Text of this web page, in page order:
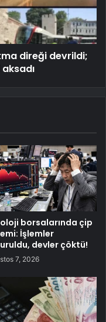
direği devrildi;
borsalarında çip
İşlemler
devler çöktü!
7, 2026